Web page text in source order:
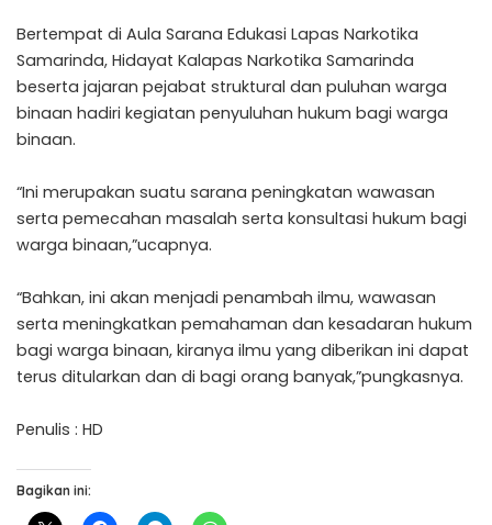
Bertempat di Aula Sarana Edukasi Lapas Narkotika
Samarinda, Hidayat Kalapas Narkotika Samarinda
beserta jajaran pejabat struktural dan puluhan warga
binaan hadiri kegiatan penyuluhan hukum bagi warga
binaan.
“Ini merupakan suatu sarana peningkatan wawasan
serta pemecahan masalah serta konsultasi hukum bagi
warga binaan,”ucapnya.
“Bahkan, ini akan menjadi penambah ilmu, wawasan
serta meningkatkan pemahaman dan kesadaran hukum
bagi warga binaan, kiranya ilmu yang diberikan ini dapat
terus ditularkan dan di bagi orang banyak,”pungkasnya.
Penulis : HD
Bagikan ini: